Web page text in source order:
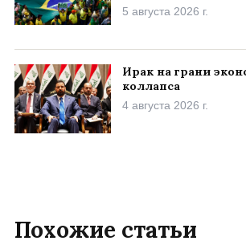
5 августа 2026 г.
Ирак на грани
коллапса
4 августа 2026 г.
Похожие статьи